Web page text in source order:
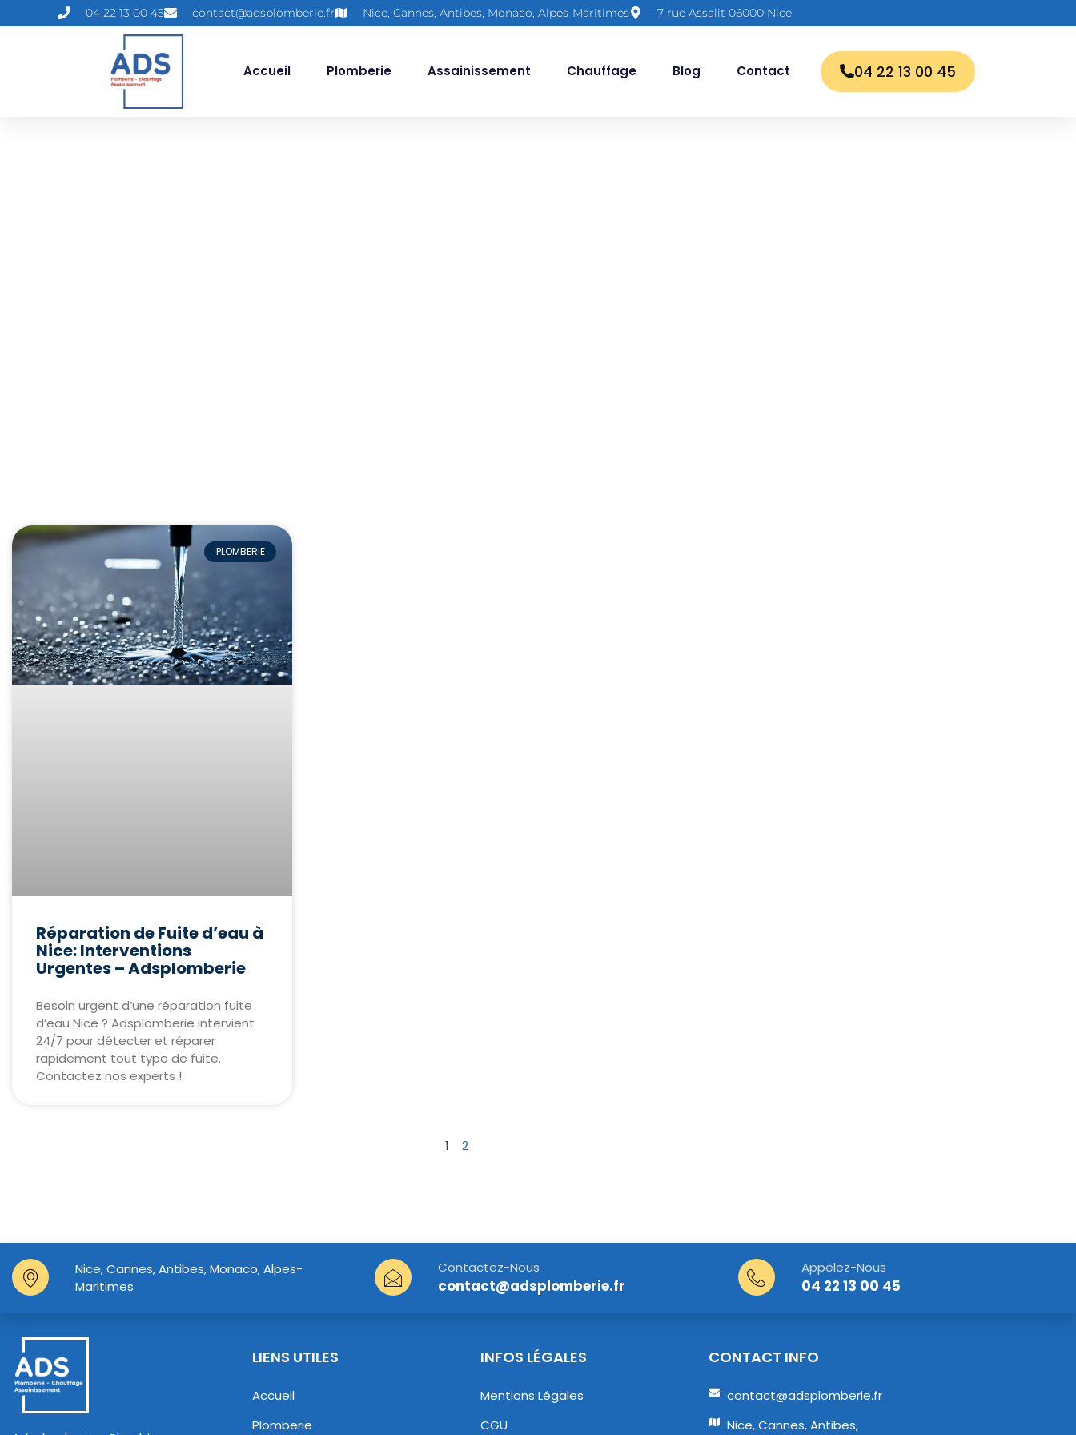
04 22 13 00 45 contact@adsplomberie.fr Nice, Cannes, Antibes, Monaco, Alpes-Maritimes 7 rue Assalit 06000 Nice
Accueil Plomberie Assainissement Chauffage Blog Contact 04 22 13 00 45
PLOMBERIE
Réparation de Fuite d’eau à
Nice: Interventions
Urgentes – Adsplomberie
Besoin urgent d’une réparation fuite
d’eau Nice ? Adsplomberie intervient
24/7 pour détecter et réparer
rapidement tout type de fuite.
Contactez nos experts !
1 2
Nice, Cannes, Antibes, Monaco, Alpes-
Maritimes
Contactez-Nous
contact@adsplomberie.fr
Appelez-Nous
04 22 13 00 45
LIENS UTILES
Accueil
Plomberie
INFOS LÉGALES
Mentions Légales
CGU
CONTACT INFO
contact@adsplomberie.fr
Nice, Cannes, Antibes,